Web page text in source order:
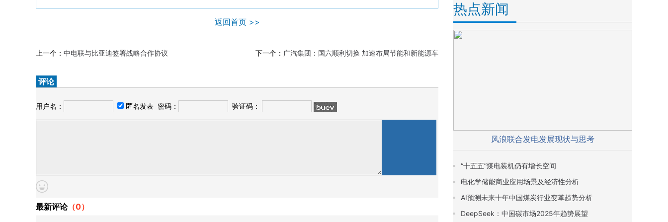
返回首页 >>
上一个： 中电联与比亚迪签署战略合作协议 下一个： 广汽集团：国六顺利切换 加速布局节能和新能源车
评论
用户名： 匿名发表 密码： 验证码：
最新评论（0）
热点新闻
风浪联合发电发展现状与思考
“十五五”煤电装机仍有增长空间
电化学储能商业应用场景及经济性分析
AI预测未来十年中国煤炭行业变革趋势分析
DeepSeek：中国碳市场2025年趋势展望